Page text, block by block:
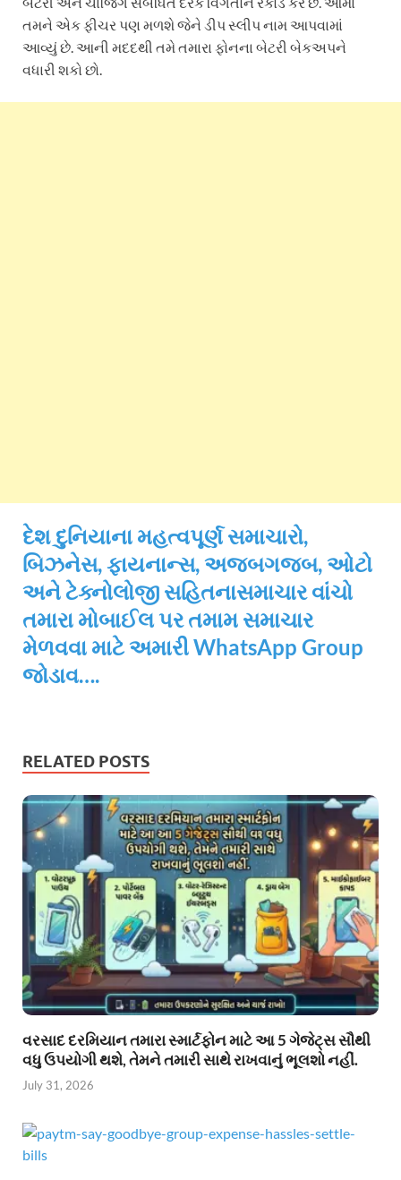
તમને એક ફીચર પણ મળશે જેને ડીપ સ્લીપ નામ આપવામાં
આવ્યું છે. આની મદદથી તમે તમારા ફોનના બેટરી બેકઅપને
વધારી શકો છો.
દેશ દુનિયાના મહત્વપૂર્ણ સમાચારો,
બિઝનેસ, ફાયનાન્સ, અજબગજબ, ઓટો
અને ટેક્નોલોજી સહિતનાસમાચાર વાંચો
તમારા મોબાઈલ પર તમામ સમાચાર
મેળવવા માટે અમારી WhatsApp Group
જોડાવ….
RELATED POSTS
વરસાદ દરમિયાન તમારા સ્માર્ટફોન માટે આ 5 ગેજેટ્સ સૌથી
વધુ ઉપયોગી થશે, તેમને તમારી સાથે રાખવાનું ભૂલશો નહીં.
July 31, 2026